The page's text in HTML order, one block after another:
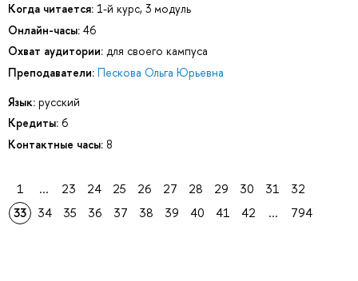
Когда читается: 1-й курс, 3 модуль
Онлайн-часы: 46
Охват аудитории: для своего кампуса
Преподаватели: Пескова Ольга Юрьевна
Язык: русский
Кредиты: 6
Контактные часы: 8
1 ... 23 24 25 26 27 28 29 30 31
32
33
34 35 36 37 38 39 40 41 42 ... 794